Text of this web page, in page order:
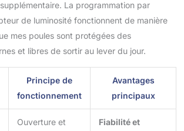
Auto-Retour :Équipée
d’un système anti-
pincement intelligent,
protège vos poules en
toute circonstance. Dès
qu’un obstacle est
détecté — comme une
poule ou un canard — la
La programmation par
de luminosité fonctionnent de manière
mes poules sont protégées des
et libres de sortir au lever du jour.
Principe de
fonctionnement
Avantages
principaux
Ouverture et
Fiabilité et